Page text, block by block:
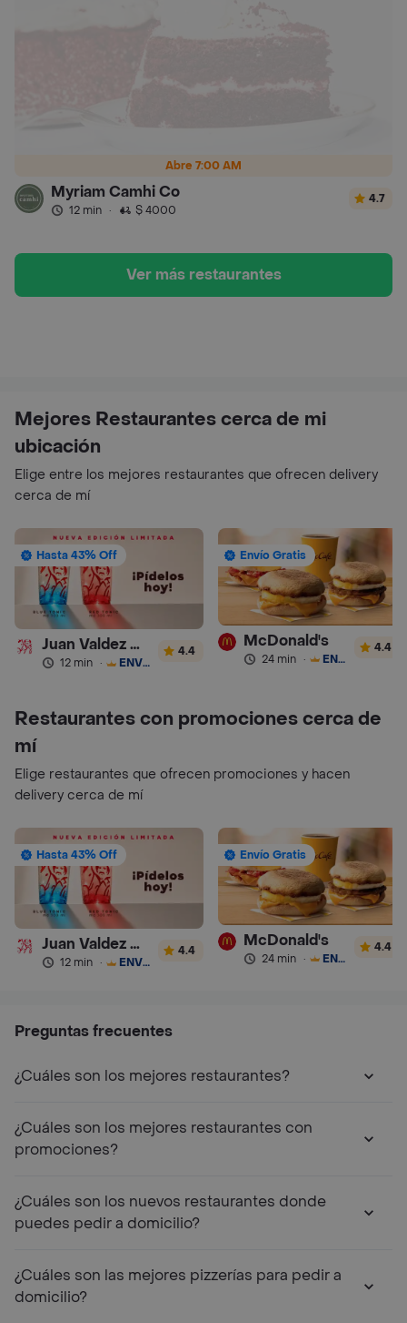
Abre 7:00 AM
Myriam Camhi Co
12 min · $ 4000
4.7
Ver más restaurantes
Mejores Restaurantes cerca de mi
ubicación
Elige entre los mejores restaurantes que ofrecen delivery
cerca de mí
Hasta 43% Off
Juan Valdez Café
12 min · ENVÍO GRATIS
4.4
Envío Gratis
McDonald's
24 min · ENVÍO GRATIS
4.4
Restaurantes con promociones cerca de
mí
Elige restaurantes que ofrecen promociones y hacen
delivery cerca de mí
Hasta 43% Off
Juan Valdez Café
12 min · ENVÍO GRATIS
4.4
Envío Gratis
McDonald's
24 min · ENVÍO GRATIS
4.4
Preguntas frecuentes
¿Cuáles son los mejores restaurantes?
¿Cuáles son los mejores restaurantes con
promociones?
¿Cuáles son los nuevos restaurantes donde
puedes pedir a domicilio?
¿Cuáles son las mejores pizzerías para pedir a
domicilio?